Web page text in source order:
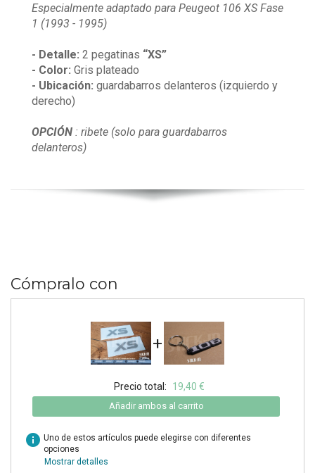
Especialmente adaptado para Peugeot 106 XS Fase
1 (1993 - 1995)
- Detalle: 2 pegatinas “XS”
- Color: Gris plateado
- Ubicación: guardabarros delanteros (izquierdo y
derecho)
OPCIÓN : ribete (solo para guardabarros
delanteros)
Cómpralo con
+
Precio total: 19,40 €
Añadir ambos al carrito
info Uno de estos artículos puede elegirse con diferentes
opciones
Mostrar detalles